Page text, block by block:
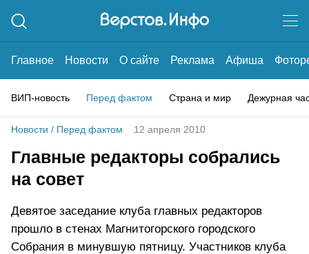
Главное Новости О сайте Реклама Афиша
ВИП-новость Перед фактом Страна и мир Дежурная
Новости / Перед фактом 12 апреля 2010
Главные редакторы собрались
на совет
Девятое заседание клуба главных редакторов
прошло в стенах Магнитогорского городского
Собрания в минувшую пятницу. Участников клуба